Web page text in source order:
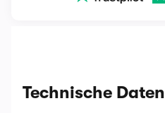
Technische Daten